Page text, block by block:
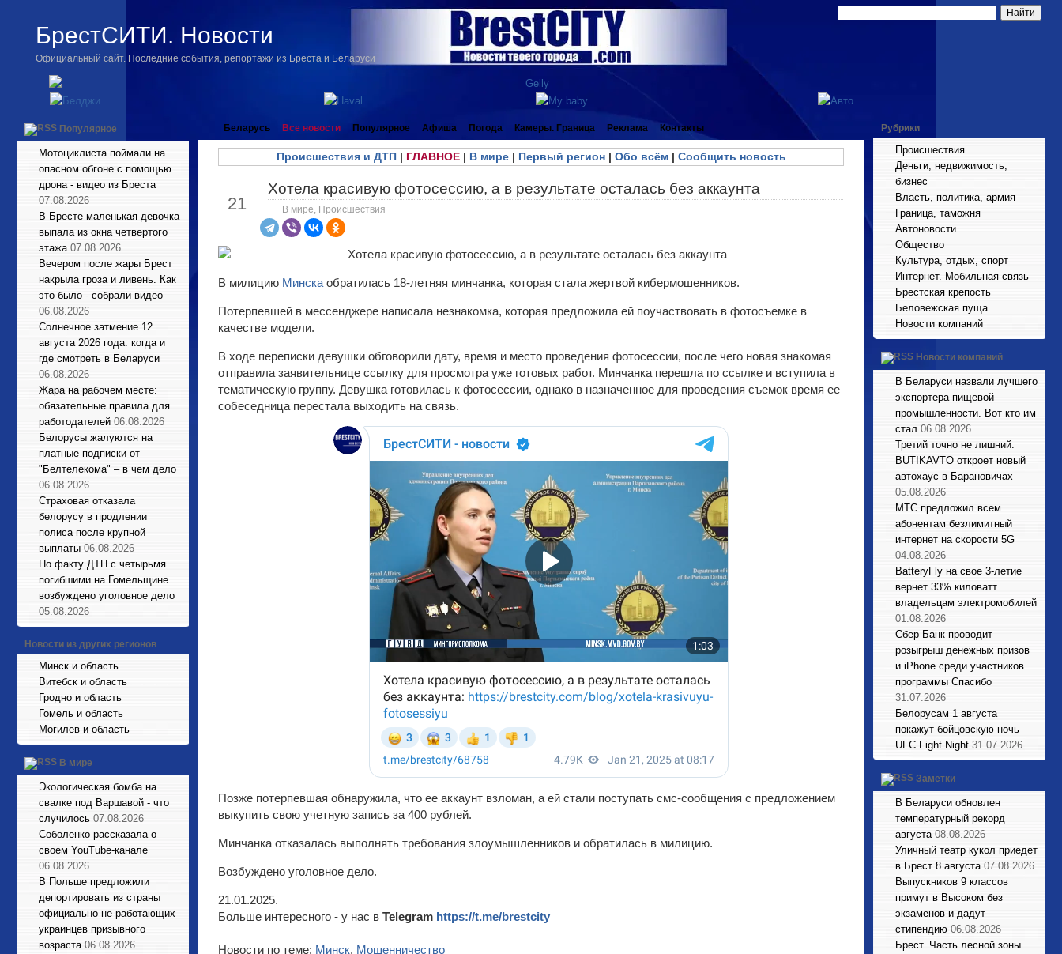
БрестСИТИ. Новости
Официальный сайт. Последние события, репортажи из Бреста и Беларуси
Популярное
Мотоциклиста поймали на
опасном обгоне с помощью
дрона - видео из Бреста
07.08.2026
В Бресте маленькая девочка
выпала из окна четвертого
этажа 07.08.2026
Вечером после жары Брест
накрыла гроза и ливень. Как
это было - собрали видео
06.08.2026
Солнечное затмение 12
августа 2026 года: когда и
где смотреть в Беларуси
06.08.2026
Жара на рабочем месте:
обязательные правила для
работодателей 06.08.2026
Белорусы жалуются на
платные подписки от
"Белтелекома" – в чем дело
06.08.2026
Страховая отказала
белорусу в продлении
полиса после крупной
выплаты 06.08.2026
По факту ДТП с четырьмя
погибшими на Гомельщине
возбуждено уголовное дело
05.08.2026
Новости из других регионов
Минск и область
Витебск и область
Гродно и область
Гомель и область
Могилев и область
В мире
Экологическая бомба на
свалке под Варшавой - что
случилось 07.08.2026
Соболенко рассказала о
своем YouTube-канале
06.08.2026
В Польше предложили
депортировать из страны
официально не работающих
украинцев призывного
возраста 06.08.2026
Беларусь Все новости Популярное Афиша Погода Камеры. Граница Реклама Контакты
Происшествия и ДТП| ГЛАВНОЕ| В мире| Первый регион| Обо всём| Сообщить новость
21
Хотела красивую фотосессию, а в результате осталась без аккаунта
В мире Происшествия
В милицию Минска обратилась 18-летняя минчанка, которая стала жертвой кибермошенников.
Потерпевшей в мессенджере написала незнакомка, которая предложила ей поучаствовать в фотосъемке в
качестве модели.
В ходе переписки девушки обговорили дату, время и место проведения фотосессии, после чего новая знакомая
отправила заявительнице ссылку для просмотра уже готовых работ. Минчанка перешла по ссылке и вступила в
тематическую группу. Девушка готовилась к фотосессии, однако в назначенное для проведения съемок время ее
собеседница перестала выходить на связь.
Позже потерпевшая обнаружила, что ее аккаунт взломан, а ей стали поступать смс-сообщения с предложением
выкупить свою учетную запись за 400 рублей.
Минчанка отказалась выполнять требования злоумышленников и обратилась в милицию.
Возбуждено уголовное дело.
21.01.2025.
Больше интересного - у нас в Telegram https://t.me/brestcity
Новости по теме: Минск, Мошенничество
Рубрики
Происшествия
Деньги, недвижимость,
бизнес
Власть, политика, армия
Граница, таможня
Автоновости
Общество
Культура, отдых, спорт
Интернет. Мобильная связь
Брестская крепость
Беловежская пуща
Новости компаний
Новости компаний
В Беларуси назвали лучшего
экспортера пищевой
промышленности. Вот кто им
стал 06.08.2026
Третий точно не лишний:
BUTIKAVTO откроет новый
автохаус в Барановичах
05.08.2026
МТС предложил всем
абонентам безлимитный
интернет на скорости 5G
04.08.2026
BatteryFly на свое 3-летие
вернет 33% киловатт
владельцам электромобилей
01.08.2026
Сбер Банк проводит
розыгрыш денежных призов
и iPhone среди участников
программы Спасибо
31.07.2026
Белорусам 1 августа
покажут бойцовскую ночь
UFC Fight Night 31.07.2026
Заметки
В Беларуси обновлен
температурный рекорд
августа 08.08.2026
Уличный театр кукол приедет
в Брест 8 августа 07.08.2026
Выпускников 9 классов
примут в Высоком без
экзаменов и дадут
стипендию 06.08.2026
Брест. Часть лесной зоны